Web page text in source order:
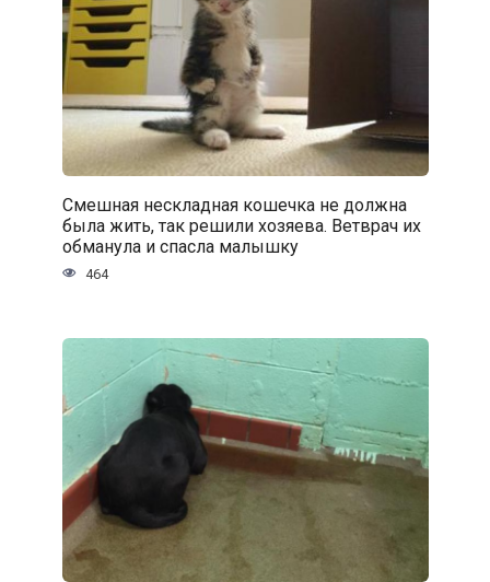
Смешная нескладная кошечка не должна
была жить, так решили хозяева. Ветврач их
обманула и спасла малышку
464